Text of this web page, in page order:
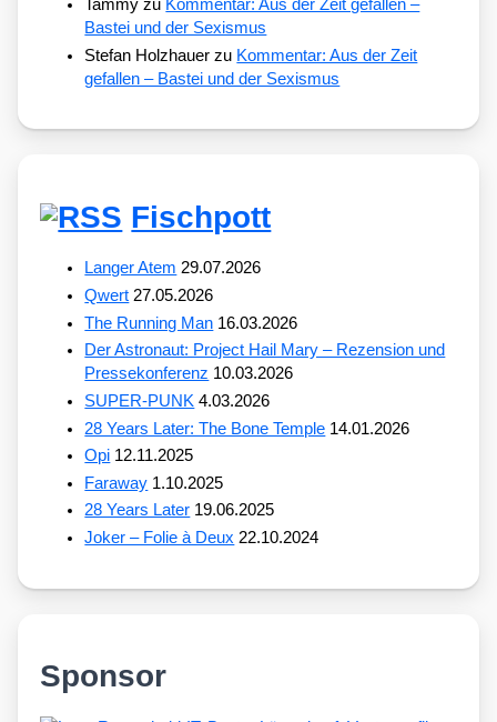
Tammy zu Kommentar: Aus der Zeit gefallen –
Bastei und der Sexismus
Stefan Holzhauer zu Kommentar: Aus der Zeit
gefallen – Bastei und der Sexismus
Fischpott
Langer Atem 29.07.2026
Qwert 27.05.2026
The Running Man 16.03.2026
Der Astronaut: Project Hail Mary – Rezension und
Pressekonferenz 10.03.2026
SUPER-PUNK 4.03.2026
28 Years Later: The Bone Temple 14.01.2026
Opi 12.11.2025
Faraway 1.10.2025
28 Years Later 19.06.2025
Joker – Folie à Deux 22.10.2024
Sponsor